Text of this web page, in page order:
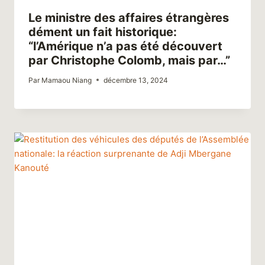
Le ministre des affaires étrangères
dément un fait historique:
“l’Amérique n’a pas été découvert
par Christophe Colomb, mais par…”
Par Mamaou Niang décembre 13, 2024